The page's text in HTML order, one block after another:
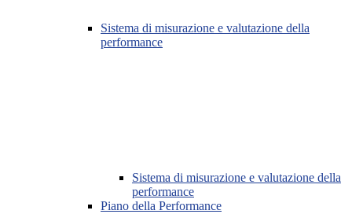
Sistema di misurazione e valutazione della
performance
Sistema di misurazione e valutazione della
performance
Piano della Performance